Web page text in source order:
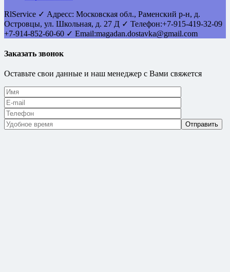
RlService ✓ Адресс: Московская обл., Раменский р-н, д.
Островцы, ул. Школьная, д. 27 Д ✓ Телефон:+7-915-419-32-09
+7-914-852-60-60 ✓ Email:magadan.dostavka@gmail.com
Заказать звонок
Оставьте свои данные и наш менеджер с Вами свяжется